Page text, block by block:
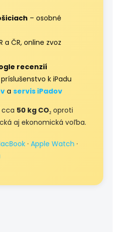
– osobné
a ČR, online zvoz
recenzií
k iPadu
a servis iPadov
cca 50 kg CO₂ oproti
aj ekonomická voľba.
· Apple Watch ·